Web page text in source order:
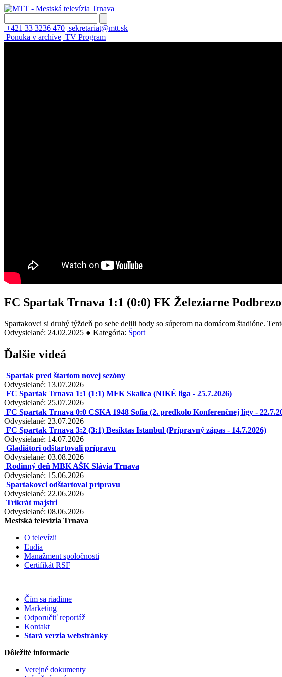
+421 33 3236 470 sekretariat@mtt.sk
Ponuka v archíve TV Program
FC Spartak Trnava 1:1 (0:0) FK Železiarne
Spartakovci si druhý týždeň po sebe delili body so súperom na domácom štadióne.
Odvysielané: 24.02.2025 ● Kategória: Šport
Ďalšie videá
Spartak pred štartom novej sezóny
Odvysielané: 13.07.2026
FC Spartak Trnava 1:1 (1:1) MFK Skalica (NIKÉ liga - 25.7.2026)
Odvysielané: 25.07.2026
FC Spartak Trnava 0:0 CSKA 1948 Sofia (2. predkolo Konferenčnej ligy -
Odvysielané: 23.07.2026
FC Spartak Trnava 3:2 (3:1) Besiktas Istanbul (Prípravný zápas - 14.7.2026)
Odvysielané: 14.07.2026
Gladiátori odštartovali prípravu
Odvysielané: 03.08.2026
Rodinný deň MBK AŠK Slávia Trnava
Odvysielané: 15.06.2026
Spartakovci odštartoval prípravu
Odvysielané: 22.06.2026
Trikrát majstri
Odvysielané: 08.06.2026
Mestská televízia Trnava
O televízii
Ľudia
Manažment spoločnosti
Certifikát RSF
Čím sa riadime
Marketing
Odporučiť reportáž
Kontakt
Stará verzia webstránky
Dôležité informácie
Verejné dokumenty